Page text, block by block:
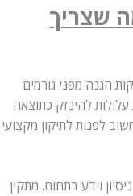
שצריך
הגנה מפני גורמים
להינזק כתוצאה
לפנות לתיקון מקצועי
וידע בתחום. מתקין